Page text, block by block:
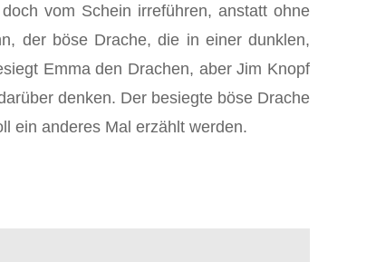
vom Schein irreführen, anstatt ohne
der böse Drache, die in einer dunklen,
Emma den Drachen, aber Jim Knopf
denken. Der besiegte böse Drache
ein anderes Mal erzählt werden.